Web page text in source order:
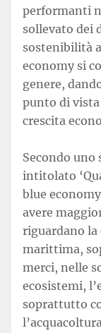
performanti
sollevato dei
sostenibilità
economy si
genere,
punto di
crescita
Secondo
intitolato
blue
avere
riguardano la
marittima,
merci, nelle
ecosistemi,
soprattutto